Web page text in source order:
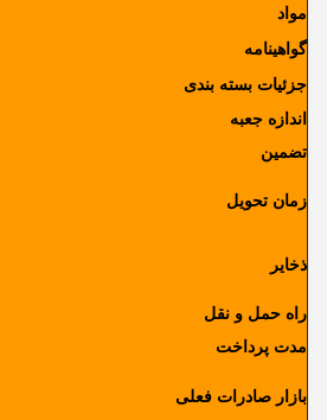
مواد
گواهینامه
جزئیات بسته بندی
اندازه جعبه
تضمین
زمان تحویل
ذخایر
راه حمل و نقل
مدت پرداخت
بازار صادرات فعلی